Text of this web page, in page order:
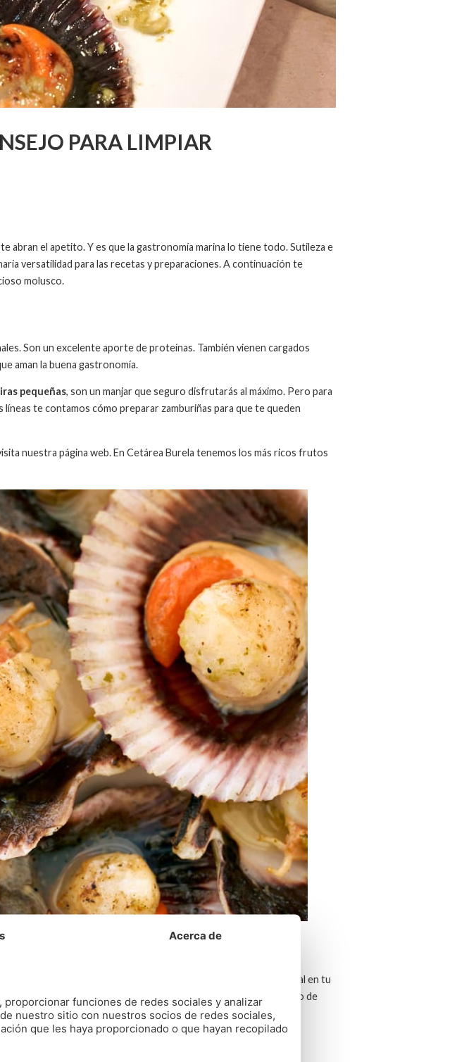
PARA LIMPIAR
abran el apetito. Y es que la gastronomía marina lo tiene todo. Sutileza e
versatilidad para las recetas y preparaciones. A continuación te
molusco.
Son un excelente aporte de proteínas. También vienen cargados
aman la buena gastronomía.
pequeñas, son un manjar que seguro disfrutarás al máximo. Pero para
te contamos cómo preparar zamburiñas para que te queden
nuestra página web. En Cetárea Burela tenemos los más ricos frutos
es fundamental para obtener un resultado excepcional en tu
un paso más cerca de deleitarte con un sabor auténtico y lleno de
Acerca de
funciones de redes sociales y analizar
nuestro sitio con nuestros socios de redes sociales,
que les haya proporcionado o que hayan recopilado